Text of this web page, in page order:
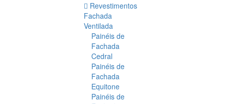
Revestimentos
Fachada
Ventilada
Painéis de
Fachada
Cedral
Painéis de
Fachada
Equitone
Painéis de